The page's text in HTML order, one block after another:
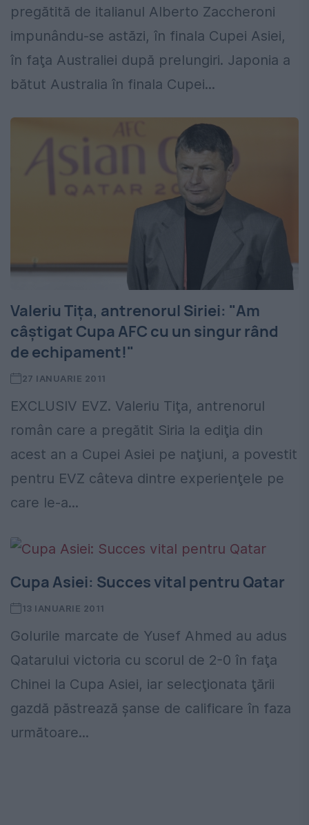
pregătită de italianul Alberto Zaccheroni
impunându-se astăzi, în finala Cupei Asiei,
în faţa Australiei după prelungiri. Japonia a
bătut Australia în finala Cupei...
Valeriu Tiţa, antrenorul Siriei: "Am
câştigat Cupa AFC cu un singur rând
de echipament!"
27 IANUARIE 2011
EXCLUSIV EVZ. Valeriu Tiţa, antrenorul
român care a pregătit Siria la ediţia din
acest an a Cupei Asiei pe naţiuni, a povestit
pentru EVZ câteva dintre experienţele pe
care le-a...
Cupa Asiei: Succes vital pentru Qatar
13 IANUARIE 2011
Golurile marcate de Yusef Ahmed au adus
Qatarului victoria cu scorul de 2-0 în faţa
Chinei la Cupa Asiei, iar selecţionata ţării
gazdă păstrează şanse de calificare în faza
următoare...